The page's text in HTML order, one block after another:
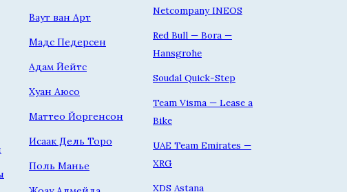
Ваут ван Арт
Мадс Педерсен
Адам Йейтс
Хуан Аюсо
Маттео Йоргенсон
Исаак Дель Торо
Поль Манье
Netcompany INEOS
Red Bull — Bora —
Hansgrohe
Soudal Quick-Step
Team Visma — Lease a
Bike
UAE Team Emirates —
XRG
XDS Astana